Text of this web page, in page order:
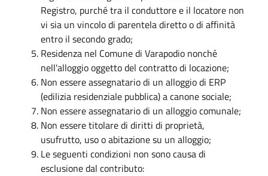
Registro, purché tra il conduttore e il locatore non
vi sia un vincolo di parentela diretto o di affinità
entro il secondo grado;
Residenza nel Comune di Varapodio nonché
nell'alloggio oggetto del contratto di locazione;
Non essere assegnatario di un alloggio di ERP
(edilizia residenziale pubblica) a canone sociale;
Non essere assegnatario di un alloggio comunale;
Non essere titolare di diritti di proprietà,
usufrutto, uso o abitazione su un alloggio;
Le seguenti condizioni non sono causa di
esclusione dal contributo: